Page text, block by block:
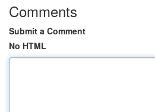
Comments
Submit a Comment
No HTML